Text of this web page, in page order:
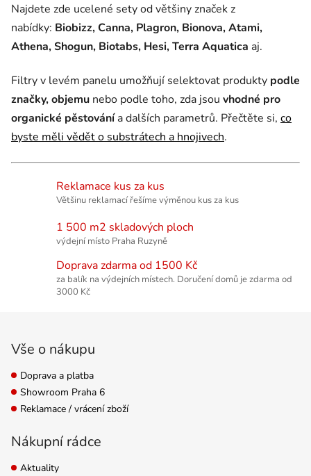
Najdete zde ucelené sety od většiny značek z
nabídky: Biobizz, Canna, Plagron, Bionova, Atami,
Athena, Shogun, Biotabs, Hesi, Terra Aquatica aj.
Filtry v levém panelu umožňují selektovat produkty podle
značky, objemu nebo podle toho, zda jsou vhodné pro
organické pěstovánía dalších parametrů. Přečtěte si, co
byste měli vědět o substrátech a hnojivech.
Reklamace kus za kus
Většinu reklamací řešíme výměnou kus za kus
1 500 m2 skladových ploch
výdejní místo Praha Ruzyně
Doprava zdarma od 1500 Kč
za balík na výdejních místech. Doručení domů je zdarma od
3000 Kč
Vše o nákupu
Doprava a platba
Showroom Praha 6
Reklamace / vrácení zboží
Nákupní rádce
Aktuality